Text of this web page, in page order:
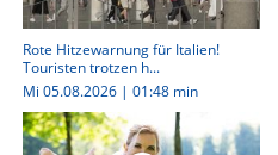
Rote Hitzewarnung für Italien!
Touristen trotzen h...
Mi 05.08.2026 | 01:48 min